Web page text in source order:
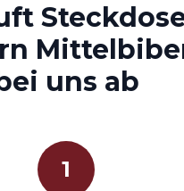
uns ab
1